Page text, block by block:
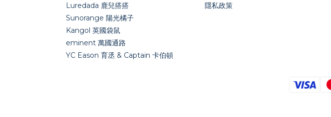
Luredada 鹿兒搭搭
Sunorange 陽光橘子
Kangol 英國袋鼠
eminent 萬國通路
YC Eason 育丞 & Captain 卡伯頓
隱私政策